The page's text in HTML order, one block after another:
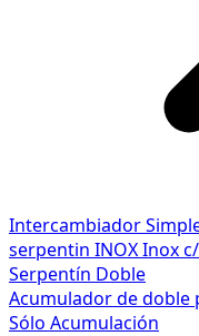
Intercambiador
serpentin INOXInox
Serpentín Doble
Acumulador de doble
Sólo Acumulación